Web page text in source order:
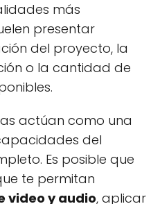
más
presentar
del proyecto, la
o la cantidad de
actúan como una
del
Es posible que
te permitan
video y audio, aplicar